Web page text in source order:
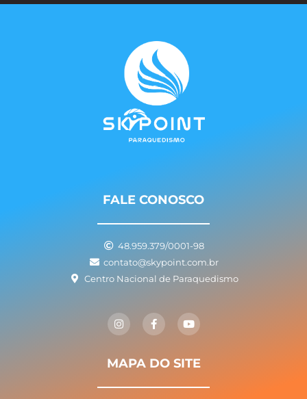
FALE CONOSCO
48.959.379/0001-98
contato@skypoint.com.br
Centro Nacional de Paraquedismo
n
s
t
r
m
a
c
e
o
-
o
u
t
e
MAPA DO SITE